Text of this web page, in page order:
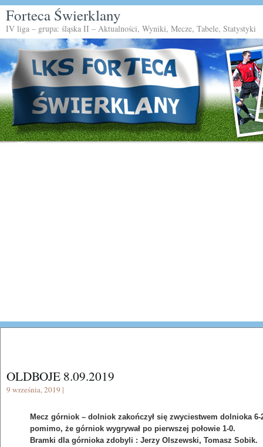
Forteca Świerklany
IV liga – grupa: śląska II – Aktualności, Wyniki, Mecze, Tabele, Statystyki
OLDBOJE 8.09.2019
9 września, 2019 |
Mecz górniok – dolniok zakończył się zwyciestwem dolnioka 6-
pomimo, że górniok wygrywał po pierwszej połowie 1-0.
Bramki dla górnioka zdobyli : Jerzy Olszewski, Tomasz Sobik.